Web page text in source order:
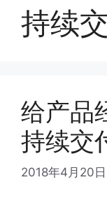
持续
给产品
持续交
2018年4月20日